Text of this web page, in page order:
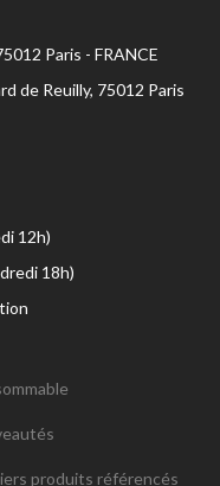
Paris - FRANCE
de Reuilly, 75012 Paris
12h)
18h)
produits référencés